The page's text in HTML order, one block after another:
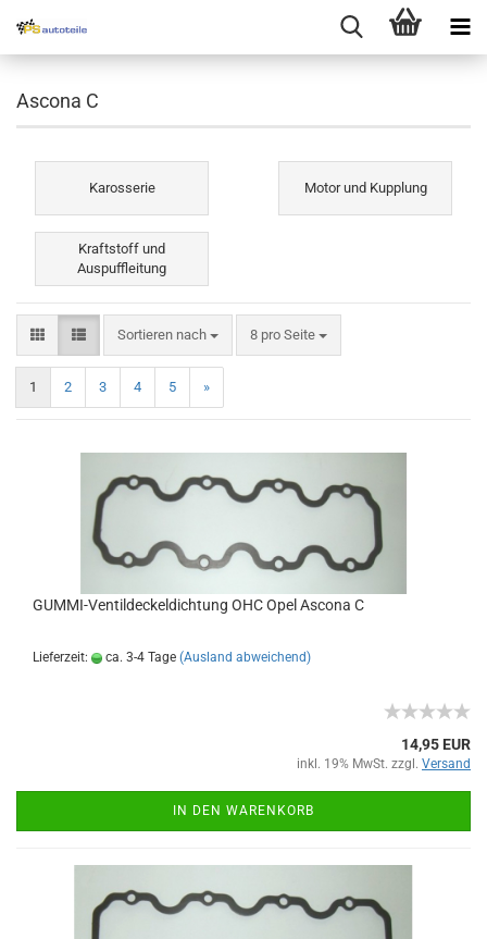
Ascona C
Karosserie Motor und Kupplung
Kraftstoff und
Auspuffleitung
Sortieren nach 8 pro Seite
1 2 3 4 5 »
GUMMI-Ventildeckeldichtung OHC Opel Ascona C
Lieferzeit: ca. 3-4 Tage (Ausland abweichend)
14,95 EUR
inkl. 19% MwSt. zzgl. Versand
IN DEN WARENKORB